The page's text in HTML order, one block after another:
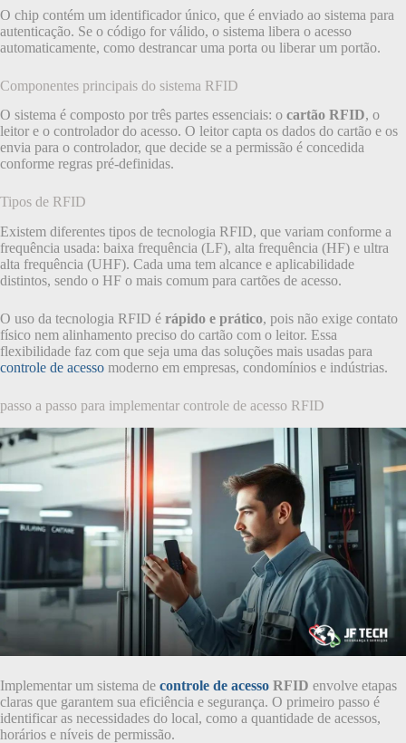
O chip contém um identificador único, que é enviado ao sistema para
autenticação. Se o código for válido, o sistema libera o acesso
automaticamente, como destrancar uma porta ou liberar um portão.
Componentes principais do sistema RFID
O sistema é composto por três partes essenciais: o cartão RFID, o
leitor e o controlador do acesso. O leitor capta os dados do cartão e os
envia para o controlador, que decide se a permissão é concedida
conforme regras pré-definidas.
Tipos de RFID
Existem diferentes tipos de tecnologia RFID, que variam conforme a
frequência usada: baixa frequência (LF), alta frequência (HF) e ultra
alta frequência (UHF). Cada uma tem alcance e aplicabilidade
distintos, sendo o HF o mais comum para cartões de acesso.
O uso da tecnologia RFID é rápido e prático, pois não exige contato
físico nem alinhamento preciso do cartão com o leitor. Essa
flexibilidade faz com que seja uma das soluções mais usadas para
controle de acesso moderno em empresas, condomínios e indústrias.
passo a passo para implementar controle de acesso RFID
Implementar um sistema de controle de acesso RFID envolve etapas
claras que garantem sua eficiência e segurança. O primeiro passo é
identificar as necessidades do local, como a quantidade de acessos,
horários e níveis de permissão.